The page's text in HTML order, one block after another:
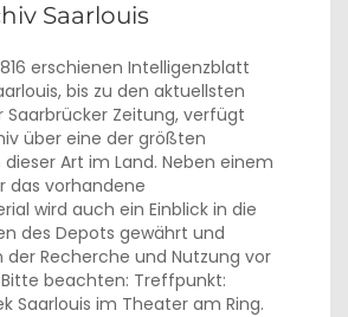
Saarlouis
erschienen Intelligenzblatt
bis zu den aktuellsten
Saarbrücker Zeitung, verfügt
über eine der größten
Art im Land. Neben einem
das vorhandene
wird auch ein Einblick in die
des Depots gewährt und
der Recherche und Nutzung vor
beachten: Treffpunkt:
Saarlouis im Theater am Ring.